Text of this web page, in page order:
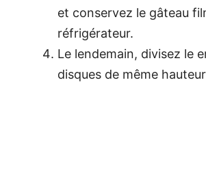
et conservez le gâteau
réfrigérateur.
Le lendemain, divisez le
disques de même